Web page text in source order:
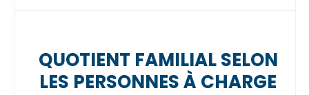
QUOTIENT FAMILIAL SELON
LES PERSONNES À CHARGE